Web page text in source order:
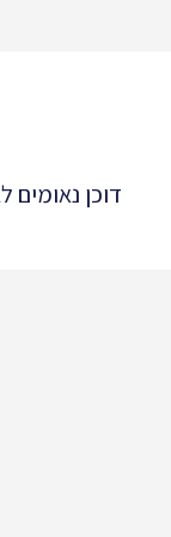
דוכן נאומים